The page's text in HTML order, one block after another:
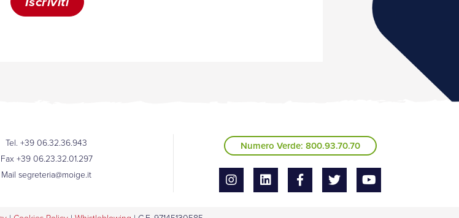
Tel. +39 06.32.36.943
Fax +39 06.23.32.01.297
Mailsegreteria@moige.it
Numero Verde: 800.93.70.70